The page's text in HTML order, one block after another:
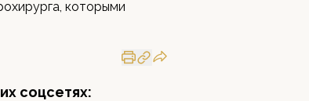
которыми
соцсетях: